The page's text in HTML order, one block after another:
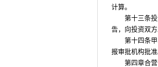
计算。
第十三条
告，向投资双
第十四条
报审批机构批
第四章合